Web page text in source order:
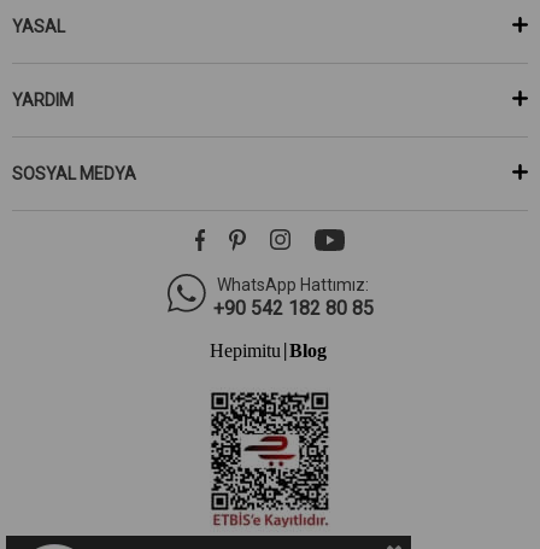
YASAL
YARDIM
SOSYAL MEDYA
WhatsApp Hattımız:
+90 542 182 80 85
Hepimitu| Blog